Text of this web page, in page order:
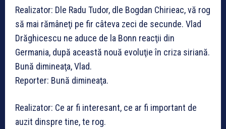
Realizator: Dle Radu Tudor, dle Bogdan Chirieac, vă rog
să mai rămâneţi pe fir câteva zeci de secunde. Vlad
Drăghicescu ne aduce de la Bonn reacţii din
Germania, după această nouă evoluţie în criza siriană.
Bună dimineaţa, Vlad.
Reporter: Bună dimineaţa.
Realizator: Ce ar fi interesant, ce ar fi important de
auzit dinspre tine, te rog.